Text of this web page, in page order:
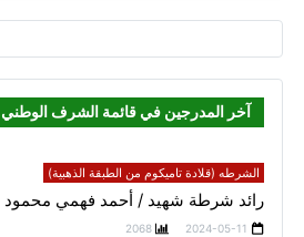
آخر المدرجين في قائمة الشرف
الشرطه (قلادة تاميكوم من الطبقة الذهبية)
رائد شرطة شهيد / أحمد فهمي محمود
2024-05-11
2068